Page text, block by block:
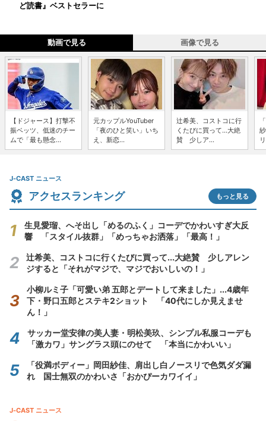
ど読書』ベストセラーに
動画で見る 画像で見る
【ドジャース】打撃不
振ベッツ、低迷のチー
ムで「最も懸念...
元カップルYouTuber
「夜のひと笑い」いち
え、新恋...
辻希美、コストコに行
くたびに買って...大絶
賛 少しア...
J-CAST ニュース
アクセスランキング もっと見る
生見愛瑠、へそ出し「めるのふく」コーデでかわいすぎ大反
響 「スタイル抜群」「めっちゃお洒落」「最高！」
辻希美、コストコに行くたびに買って...大絶賛 少しアレン
ジすると「それがマジで、マジでおいしいの！」
小柳ルミ子「可愛い弟 五郎とデートして来ました」...4歳年
下・野口五郎とステキ2ショット 「40代にしか見えませ
ん！」
サッカー堂安律の美人妻・明松美玖、シンプル私服コーデも
「激カワ」サングラス頭にのせて 「本当にかわいい」
「役満ボディー」岡田紗佳、肩出し白ノースリで色気ダダ漏
れ 国士無双のかわいさ「おかぴーカワイイ」
J-CAST ニュース